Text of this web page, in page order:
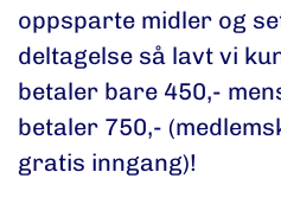
oppsparte midler og
deltagelse så lavt vi
betaler bare 450,-
betaler 750,-
gratis inngang)!